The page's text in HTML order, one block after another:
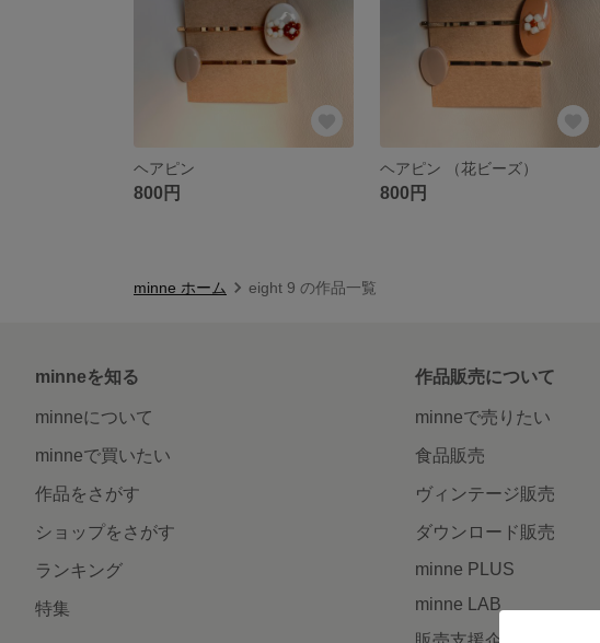
ヘアピン
800円
ヘアピン （花ビーズ）
800円
minne ホーム eight 9 の作品一覧
minneを知る
minneについて
minneで買いたい
作品をさがす
ショップをさがす
ランキング
特集
作品販売について
minneで売りたい
食品販売
ヴィンテージ販売
ダウンロード販売
minne PLUS
minne LAB